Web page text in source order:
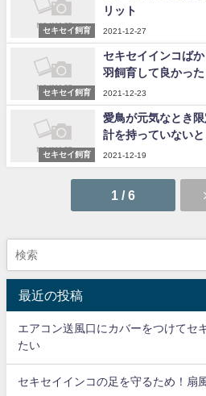
セキセイ飼育
リット
2021-12-27
セキセイ飼育
セキセイインコば
羽飼育して良かっ
2021-12-23
セキセイ飼育
愛鳥が元気なとき
計を持っていない
2021-12-19
1 / 6
最近の投稿
エアコン送風口にカバーをつけてセ
たい
セキセイインコの足を守るため！扇